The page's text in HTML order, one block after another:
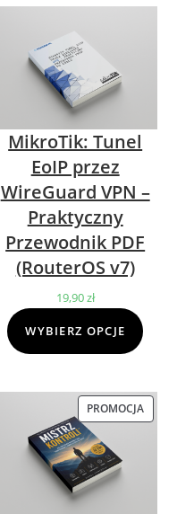
MikroTik: Tunel
EoIP przez
WireGuard VPN –
Praktyczny
Przewodnik PDF
(RouterOS v7)
19,90zł
WYBIERZ OPCJE
PROMOCJA